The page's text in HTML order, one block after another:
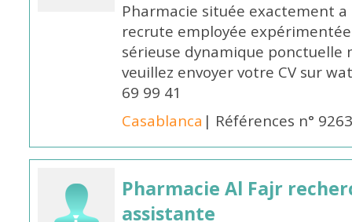
Pharmacie située exactement
recrute employée
sérieuse dynamique ponctuelle
veuillez envoyer votre CV sur
69 99 41
Casablanca | Références n°
Pharmacie Al Fajr
assistante